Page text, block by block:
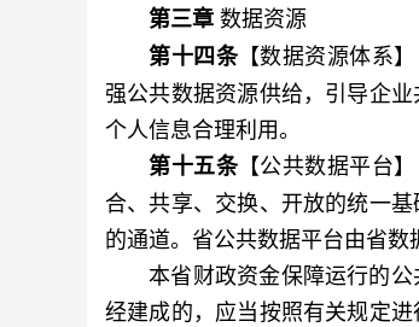
第三章数据资源
第十四条【数据资源体系
强公共数据资源供给，引导企
个人信息合理利用。
第十五条【公共数据平台
合、共享、交换、开放的统一
的通道。省公共数据平台由省数
本省财政资金保障运行的公
经建成的，应当按照有关规定